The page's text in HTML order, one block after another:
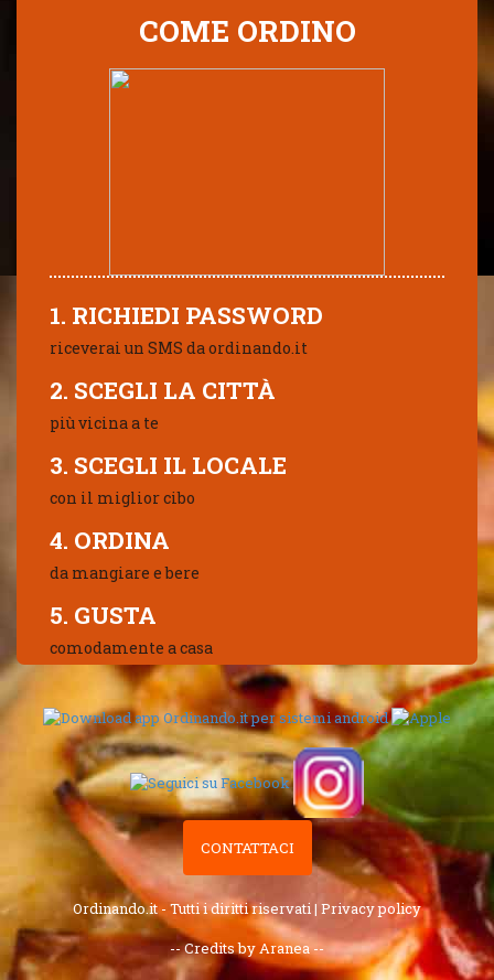
COME ORDINO
1. RICHIEDI PASSWORD
riceverai un SMS da ordinando.it
2. SCEGLI LA CITTÀ
più vicina a te
3. SCEGLI IL LOCALE
con il miglior cibo
4. ORDINA
da mangiare e bere
5. GUSTA
comodamente a casa
CONTATTACI
Ordinando.it - Tutti i diritti riservati | Privacy policy
-- Credits by Aranea --